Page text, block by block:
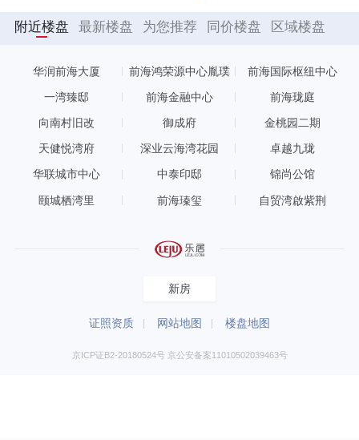
附近楼盘 最新楼盘 为您推荐 同价楼盘 区域楼盘
华润前海大厦 前海鸿荣源中心胤璞 前海国际枢纽中心
一湾臻邸 前海金融中心 前海珑庭
向南村旧改 御成府 金桃园二期
天健悦湾府 深业云海湾花园 卓越九珑
华联城市中心 中泰印邸 锦尚公馆
颐城栖湾里 前海瑧玺 自贸湾啟紫荆
新房
证照资质 网站地图 楼盘地图
京ICP证B2-20180524号 京公安备案11010502039463号